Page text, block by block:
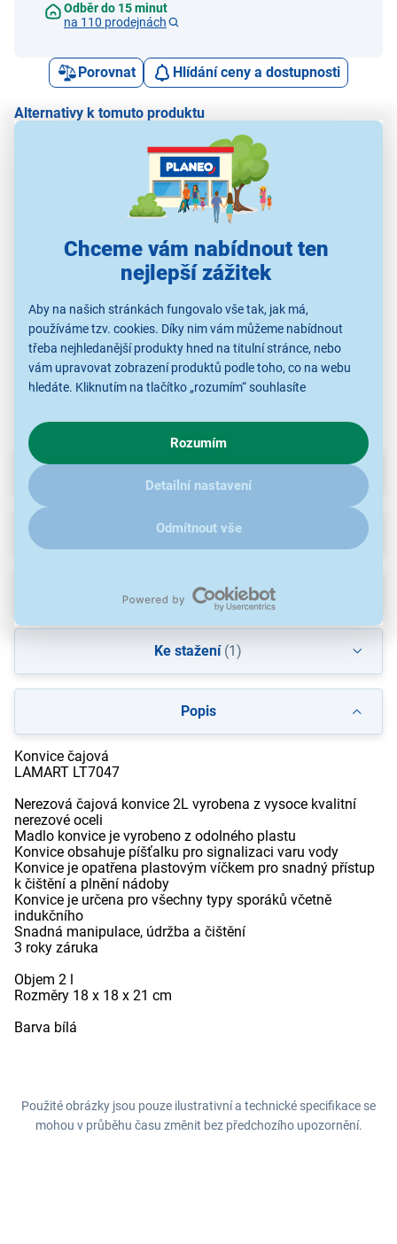
Chceme vám nabídnout ten
nejlepší zážitek
Aby na našich stránkách fungovalo vše tak, jak má,
používáme tzv. cookies. Díky nim vám můžeme nabídnout
třeba nejhledanější produkty hned na titulní stránce, nebo
vám upravovat zobrazení produktů podle toho, co na webu
hledáte. Kliknutím na tlačítko „rozumím“ souhlasíte
chování na webu pro zobrazení cílených reklam. Pokud vás
zajímají detaily, jak u nás s cookies a dalšími údaji pracujeme,
kliknětesem.
Rozumím
Detailní nastavení
Odmítnout vše
Odběr do 15 minut
na 110 prodejnách
Porovnat Hlídání ceny a dostupnosti
Alternativy k tomuto produktu
Lamart LT7004 LUMIER
Varné konvice na plotnu
Lamart LT7046 CUIVRE
439 Kč
Varné konvice na plotnu
ARGENT
Varné konvice na plotnu
Popis
Konvice čajová
LAMART LT7047
Nerezová čajová konvice 2L vyrobena z vysoce kvalitní
nerezové oceli
Madlo konvice je vyrobeno z odolného plastu
Konvice obsahuje píšťalku pro signalizaci varu vody
Konvice je opatřena plastovým víčkem pro snadný přístup
k čištění a plnění nádoby
Konvice je určena pro všechny typy sporáků včetně
indukčního
Snadná manipulace, údržba a čištění
3 roky záruka
Objem 2 l
Rozměry 18 x 18 x 21 cm
Barva bílá
Parametry
Příslušenství(60)
Recenze(2)
Ke stažení(1)
Použité obrázky jsou pouze ilustrativní a technické specifikace se
mohou v průběhu času změnit bez předchozího upozornění.